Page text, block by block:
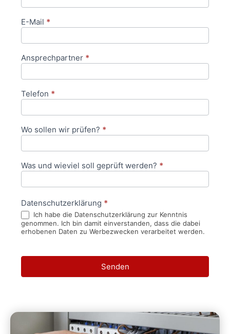
E-Mail *
Ansprechpartner *
Telefon *
Wo sollen wir prüfen? *
Was und wieviel soll geprüft werden? *
Datenschutzerklärung *
Ich habe die Datenschutzerklärung zur Kenntnis
genommen. Ich bin damit einverstanden, dass die dabei
erhobenen Daten zu Werbezwecken verarbeitet werden.
Senden